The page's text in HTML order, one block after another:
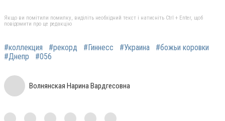
Якщо ви помітили помилку, виділіть необхідний текст і натисніть Ctrl + Enter, щоб
повідомити про це редакцію
#коллекция #рекорд #Гиннесс #Украина
#божьи коровки
#Днепр
#056
Волнянская Нарина Вардгесовна